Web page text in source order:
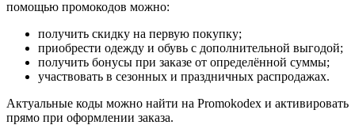
помощью промокодов можно:
получить скидку на первую покупку;
приобрести одежду и обувь с дополнительной выгодой;
получить бонусы при заказе от определённой суммы;
участвовать в сезонных и праздничных распродажах.
Актуальные коды можно найти на Promokodex и активировать
прямо при оформлении заказа.